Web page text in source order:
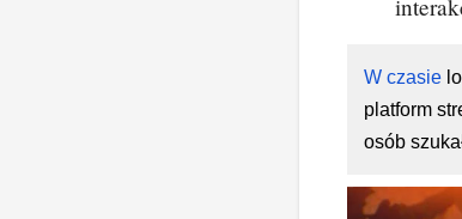
W czasie
platform
osób